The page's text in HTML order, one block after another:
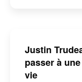
Justin
passer à
vie